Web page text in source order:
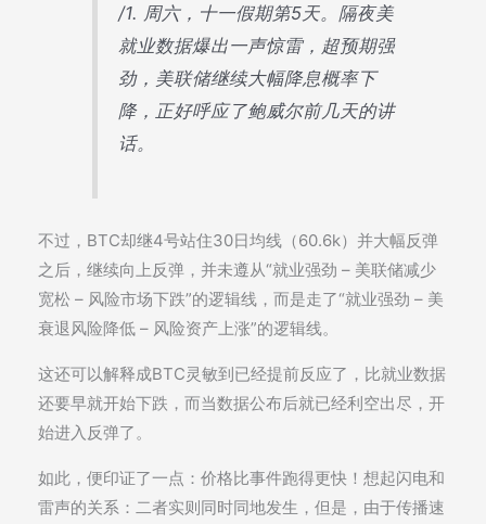
/1. 周六，十一假期第5天。隔夜美
就业数据爆出一声惊雷，超预期强
劲，美联储继续大幅降息概率下
降，正好呼应了鲍威尔前几天的讲
话。
不过，BTC却继4号站住30日均线（60.6k）并大幅反弹
之后，继续向上反弹，并未遵从“就业强劲 – 美联储减少
宽松 – 风险市场下跌”的逻辑线，而是走了“就业强劲 – 美
衰退风险降低 – 风险资产上涨”的逻辑线。
这还可以解释成BTC灵敏到已经提前反应了，比就业数据
还要早就开始下跌，而当数据公布后就已经利空出尽，开
始进入反弹了。
如此，便印证了一点：价格比事件跑得更快！想起闪电和
雷声的关系：二者实则同时同地发生，但是，由于传播速